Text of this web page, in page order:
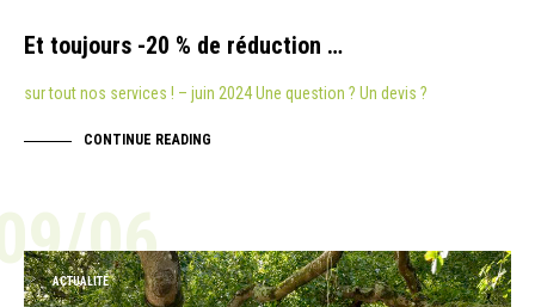
Et toujours -20 % de réduction …
sur tout nos services ! – juin 2024 Une question ? Un devis ?
CONTINUE READING
06
ACTUALITÉ